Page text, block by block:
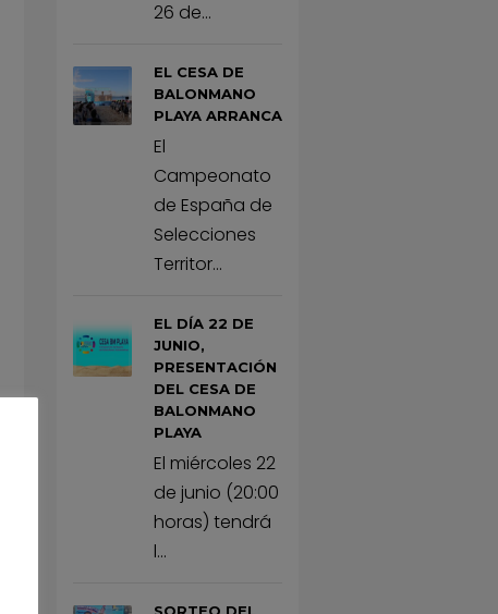
26 de...
EL CESA DE
BALONMANO
PLAYA ARRANCA
El
Campeonato
de España de
Selecciones
Territor...
EL DÍA 22 DE
JUNIO,
PRESENTACIÓN
DEL CESA DE
BALONMANO
PLAYA
El miércoles 22
de junio (20:00
horas) tendrá
l...